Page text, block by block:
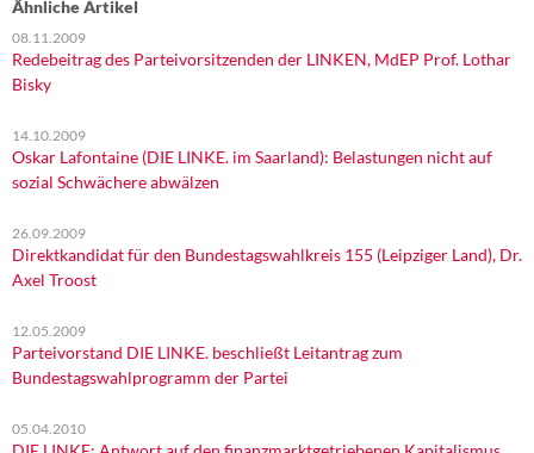
Ähnliche Artikel
08.11.2009
Redebeitrag des Parteivorsitzenden der LINKEN, MdEP Prof. Lothar
Bisky
14.10.2009
Oskar Lafontaine (DIE LINKE. im Saarland): Belastungen nicht auf
sozial Schwächere abwälzen
26.09.2009
Direktkandidat für den Bundestagswahlkreis 155 (Leipziger Land), Dr.
Axel Troost
12.05.2009
Parteivorstand DIE LINKE. beschließt Leitantrag zum
Bundestagswahlprogramm der Partei
05.04.2010